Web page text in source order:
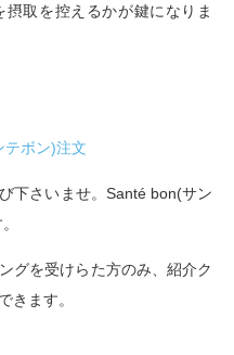
取を控えるかが鍵になりま
テボン)注文
下さいませ。 Santé bon(サン
グを受けらた方のみ、紹介ク
きます。